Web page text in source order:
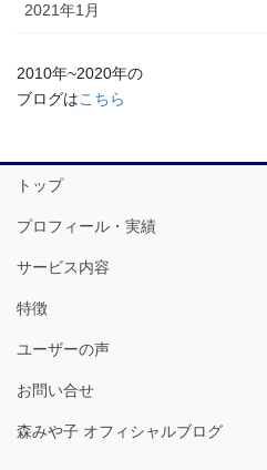
2021年1月
2010年~2020年の
ブログはこちら
トップ
プロフィール・実績
サービス内容
特徴
ユーザーの声
お問い合せ
森みや子 オフィシャルブログ